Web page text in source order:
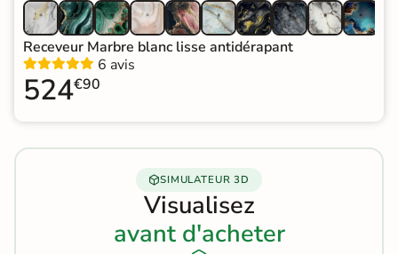
Receveur Marbre blanc lisse antidérapant
6 avis
524€90
SIMULATEUR 3D
Visualisez
avant d'acheter